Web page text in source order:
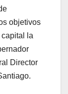
objetivos
la
Director